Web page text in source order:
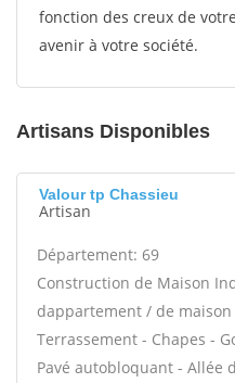
fonction des creux de
avenir à votre société.
Artisans Disponibles
Valour tp Chassieu
Artisan
Département: 69
Construction de Maison
dappartement / de
Terrassement - Chapes -
Pavé autobloquant - Allée